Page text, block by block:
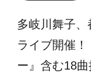
多岐川舞子
ライブ開催
ー』含む18